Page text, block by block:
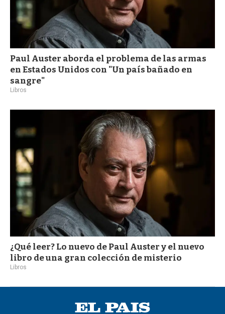
Paul Auster aborda el problema de las armas
en Estados Unidos con "Un país bañado en
sangre"
Libros
¿Qué leer? Lo nuevo de Paul Auster y el nuevo
libro de una gran colección de misterio
Libros